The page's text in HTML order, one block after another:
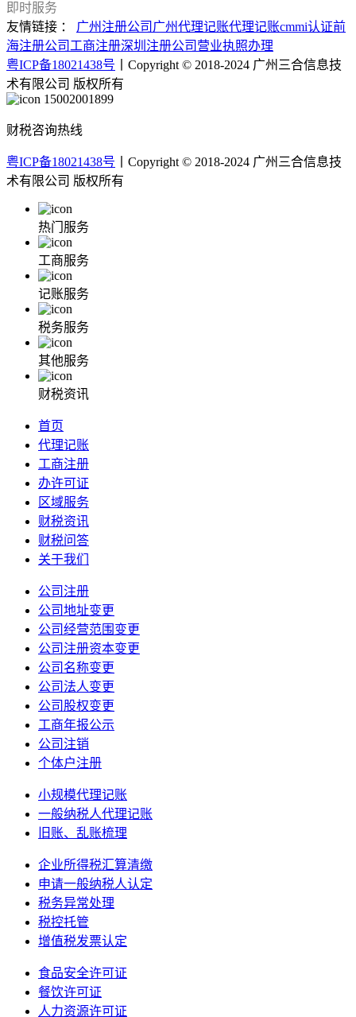
即时服务
友情链接 ：
广州注册公司 广州代理记账代理记账cmmi认证前
海注册公司 工商注册深圳注册公司 营业执照办理
粤ICP备18021438号 丨Copyright © 2018-2024 广州三合信息技
术有限公司 版权所有
15002001899
财税咨询热线
粤ICP备18021438号 丨Copyright © 2018-2024 广州三合信息技
术有限公司 版权所有
热门服务
工商服务
记账服务
税务服务
其他服务
财税资讯
首页
代理记账
工商注册
办许可证
区域服务
财税资讯
财税问答
关于我们
公司注册
公司地址变更
公司经营范围变更
公司注册资本变更
公司名称变更
公司法人变更
公司股权变更
工商年报公示
公司注销
个体户注册
小规模代理记账
一般纳税人代理记账
旧账、乱账梳理
企业所得税汇算清缴
申请一般纳税人认定
税务异常处理
税控托管
增值税发票认定
食品安全许可证
餐饮许可证
人力资源许可证